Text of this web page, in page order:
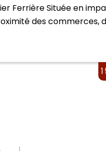
Ferrière Située en
des commerces,